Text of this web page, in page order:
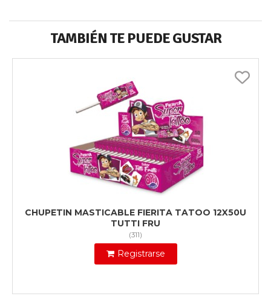
TAMBIÉN TE PUEDE GUSTAR
CHUPETIN MASTICABLE FIERITA TATOO 12X50U
TUTTI FRU
(311)
Registrarse